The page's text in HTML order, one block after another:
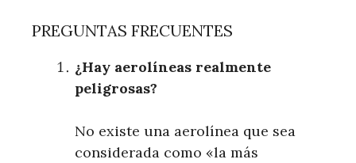
PREGUNTAS FRECUENTES
¿Hay aerolíneas realmente
peligrosas?
No existe una aerolínea que sea
considerada como «la más